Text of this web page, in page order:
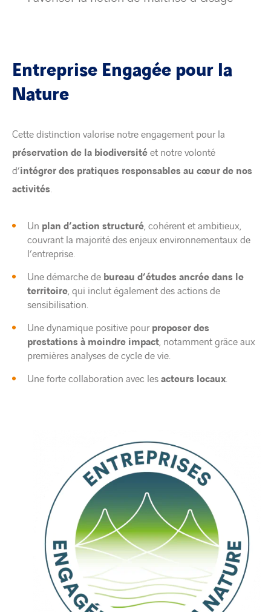
Entreprise Engagée pour la
Nature
Cette distinction valorise notre engagement pour la
préservation de la biodiversitéet notre volonté
d’intégrer des pratiques responsables au cœur de nos
activités.
Un plan d’action structuré, cohérent et ambitieux,
couvrant la majorité des enjeux environnementaux de
l’entreprise.
Une démarche de bureau d’études ancrée dans le
territoire, qui inclut également des actions de
sensibilisation.
Une dynamique positive pourproposer des
prestations à moindre impact, notamment grâce aux
premières analyses de cycle de vie.
Une forte collaboration avec lesacteurs locaux.